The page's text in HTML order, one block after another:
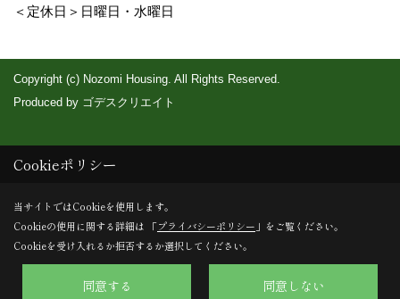
＜定休日＞日曜日・水曜日
Copyright (c) Nozomi Housing. All Rights Reserved.
Produced by ゴデスクリエイト
Cookieポリシー
当サイトではCookieを使用します。
Cookieの使用に関する詳細は 「プライバシーポリシー 」をご覧ください。
Cookieを受け入れるか拒否するか選択してください。
同意する 同意しない